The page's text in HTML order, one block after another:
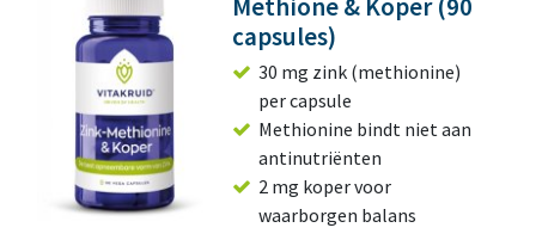
Methione & Koper (90
capsules)
30 mg zink (methionine)
per capsule
Methionine bindt niet aan
antinutriënten
2 mg koper voor
waarborgen balans